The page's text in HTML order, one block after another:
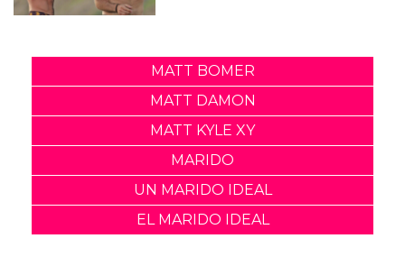
MATT BOMER
MATT DAMON
MATT KYLE XY
MARIDO
UN MARIDO IDEAL
EL MARIDO IDEAL